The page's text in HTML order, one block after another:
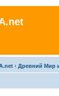
‹ Древний Мир